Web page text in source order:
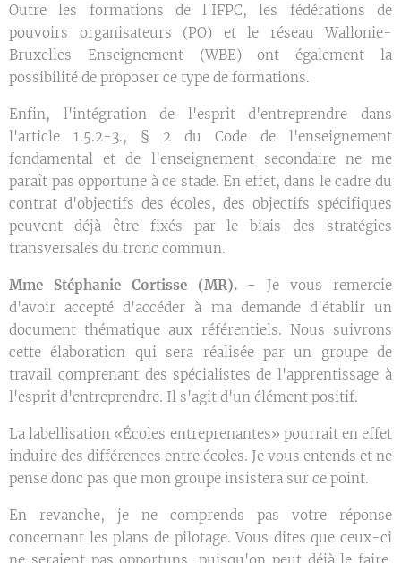
Outre les formations de l'IFPC, les fédérations de
pouvoirs organisateurs (PO) et le réseau Wallonie-
Bruxelles Enseignement (WBE) ont également la
possibilité de proposer ce type de formations.
Enfin, l'intégration de l'esprit d'entreprendre dans
l'article 1.5.2-3., § 2 du Code de l'enseignement
fondamental et de l'enseignement secondaire ne me
paraît pas opportune à ce stade. En effet, dans le cadre du
contrat d'objectifs des écoles, des objectifs spécifiques
peuvent déjà être fixés par le biais des stratégies
transversales du tronc commun.
Mme Stéphanie Cortisse (MR). -
Je vous remercie
d'avoir accepté d'accéder à ma demande d'établir un
document thématique aux référentiels. Nous suivrons
cette élaboration qui sera réalisée par un groupe de
travail comprenant des spécialistes de l'apprentissage à
l'esprit d'entreprendre. Il s'agit d'un élément positif.
La labellisation «Écoles entreprenantes» pourrait en effet
induire des différences entre écoles. Je vous entends et ne
pense donc pas que mon groupe insistera sur ce point.
En revanche, je ne comprends pas votre réponse
concernant les plans de pilotage. Vous dites que ceux-ci